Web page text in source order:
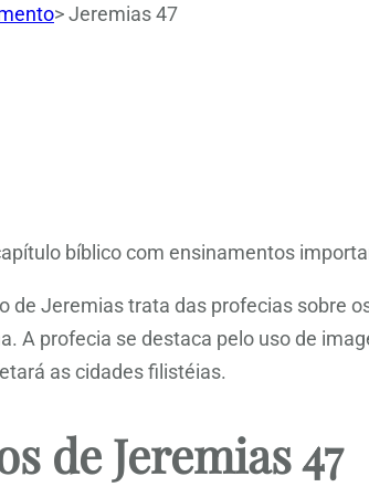
>Jeremias 47
bíblico com ensinamentos
de Jeremias trata das profecias sobre
A profecia se destaca pelo uso de
as cidades filistéias.
de Jeremias 47